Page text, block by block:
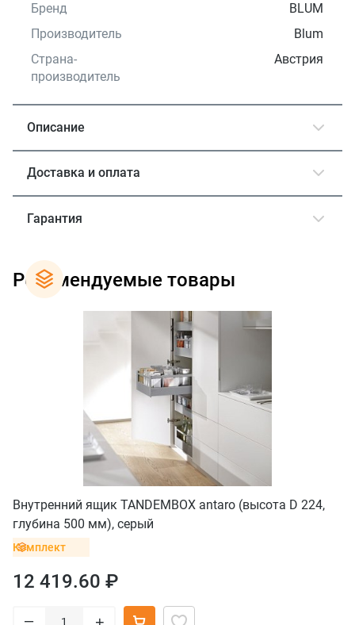
Бренд
BLUM
Производитель
Blum
Страна-
производитель
Австрия
Описание
Доставка и оплата
Гарантия
Рекомендуемые товары
Внутренний ящик TANDEMBOX antaro (высота D 224,
глубина 500 мм), серый
Комплект
12 419.60 ₽
–